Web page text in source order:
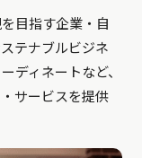
目指す企業・自
テナブルビジネ
ディネートなど、
サービスを提供